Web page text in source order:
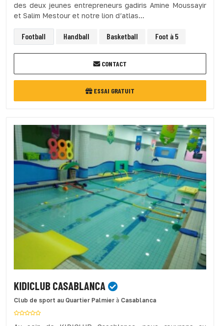
des deux jeunes entrepreneurs gadiris Amine Moussayir
et Salim Mestour et notre lion d’atlas...
Football Handball Basketball Foot à 5
CONTACT
ESSAI GRATUIT
KIDICLUB CASABLANCA
Club de sport au Quartier Palmier à Casablanca